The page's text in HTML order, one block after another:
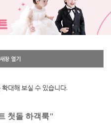
창 열기
대해 보실 수 있습니다.
첫돌 하객룩"